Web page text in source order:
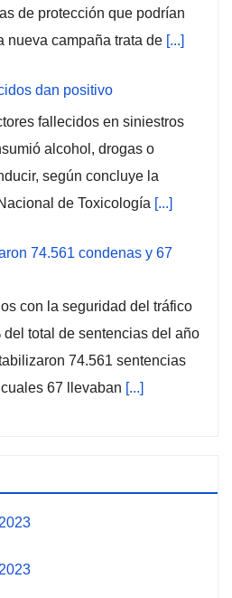
de protección que podrían
nueva campaña trata de [...]
dan positivo
fallecidos en siniestros
alcohol, drogas o
según concluye la
de Toxicología [...]
74.561 condenas y 67
con la seguridad del tráfico
del total de sentencias del año
74.561 sentencias
67 llevaban [...]